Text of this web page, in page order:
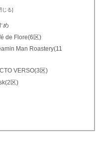
め
de Flore(6区)
Man Roastery(11
VERSO(3区)
区)